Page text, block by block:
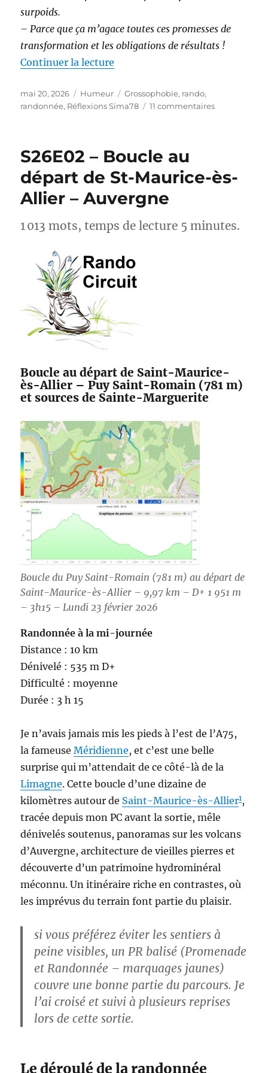
surpoids.
– Parce que ça m’agace toutes ces promesses de
transformation et les obligations de résultats !
Continuer la lecture
Publié
le
mai 20, 2026 Catégories
Humeur Étiquettes
Grossophobie, rando,
randonnée, Réflexions Sima78 11 commentairessur
et
avec
S26E02 – Boucle au
départ de St-Maurice-ès-
Allier – Auvergne
1 013 mots, temps de lecture 5 minutes.
Boucle au départ de Saint-Maurice-
ès-Allier – Puy Saint-Romain (781 m)
et sources de Sainte-Marguerite
Boucle du Puy Saint-Romain (781 m) au départ de
Saint-Maurice-ès-Allier – 9,97 km – D+ 1 951 m
– 3h15 – Lundi 23 février 2026
Randonnée à la mi-journée
Distance : 10 km
Dénivelé : 535 m D+
Difficulté : moyenne
Durée : 3 h 15
Je n’avais jamais mis les pieds à l’est de l’A75,
la fameuseMéridienne, et c’est une belle
surprise qui m’attendait de ce côté-là de la
Limagne. Cette boucle d’une dizaine de
kilomètres autour de Saint-Maurice-ès-Allier1,
tracée depuis mon PC avant la sortie, mêle
dénivelés soutenus, panoramas sur les volcans
d’Auvergne, architecture de vieilles pierres et
découverte d’un patrimoine hydrominéral
méconnu. Un itinéraire riche en contrastes, où
les imprévus du terrain font partie du plaisir.
si vous préférez éviter les sentiers à
peine visibles, un PR balisé (Promenade
et Randonnée – marquages jaunes)
couvre une bonne partie du parcours. Je
l’ai croisé et suivi à plusieurs reprises
lors de cette sortie.
Le déroulé de la randonnée